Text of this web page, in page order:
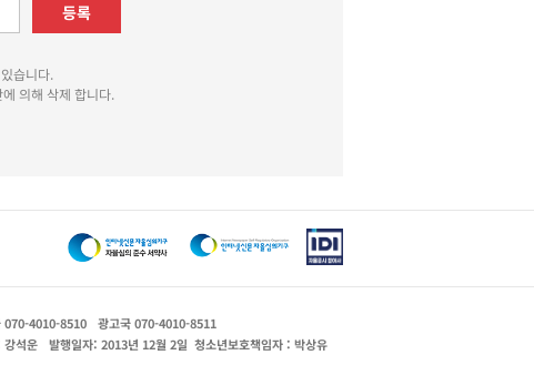
등록
습니다.
의해 삭제 합니다.
070-4010-8510
광고국 070-4010-8511
강석운 발행일자: 2013년 12월 2일 청소년보호책임자 : 박상유